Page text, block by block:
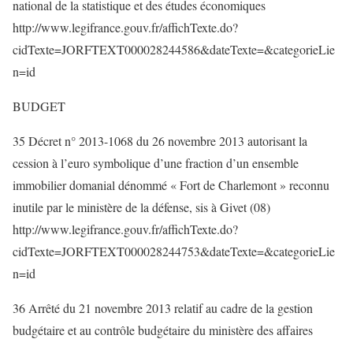
national de la statistique et des études économiques
http://www.legifrance.gouv.fr/affichTexte.do?
cidTexte=JORFTEXT000028244586&dateTexte=&categorieLie
n=id
BUDGET
35 Décret n° 2013-1068 du 26 novembre 2013 autorisant la
cession à l’euro symbolique d’une fraction d’un ensemble
immobilier domanial dénommé « Fort de Charlemont » reconnu
inutile par le ministère de la défense, sis à Givet (08)
http://www.legifrance.gouv.fr/affichTexte.do?
cidTexte=JORFTEXT000028244753&dateTexte=&categorieLie
n=id
36 Arrêté du 21 novembre 2013 relatif au cadre de la gestion
budgétaire et au contrôle budgétaire du ministère des affaires